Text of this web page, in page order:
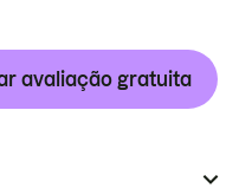
avaliação gratuita